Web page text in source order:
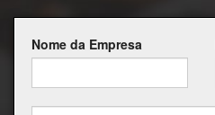
Nome da Empresa